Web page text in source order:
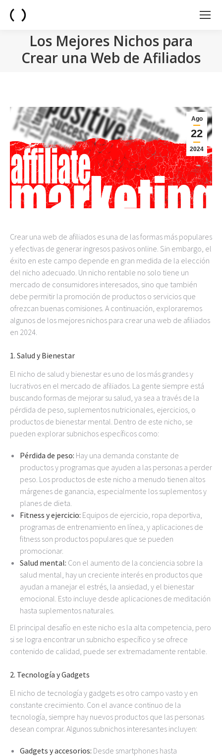
Los Mejores Nichos para
Crear una Web de Afiliados
Ago
22
2024
Crear una web de afiliados es una de las formas más populares
y efectivas de generar ingresos pasivos online. Sin embargo, el
éxito en este campo depende en gran medida de la elección
del nicho adecuado. Un nicho rentable no solo tiene un
mercado de consumidores interesados, sino que también
debe permitir la promoción de productos o servicios que
ofrezcan buenas comisiones. A continuación, exploraremos
algunos de los mejores nichos para crear una web de afiliados
en 2024.
1. Salud y Bienestar
El nicho de salud y bienestar es uno de los más grandes y
lucrativos en el mercado de afiliados. La gente siempre está
buscando formas de mejorar su salud, ya sea a través de la
pérdida de peso, suplementos nutricionales, ejercicios, o
productos de bienestar mental. Dentro de este nicho, se
pueden explorar subnichos específicos como:
Pérdida de peso: Hay una demanda constante de
productos y programas que ayuden a las personas a perder
peso. Los productos de este nicho a menudo tienen altos
márgenes de ganancia, especialmente los suplementos y
planes de dieta.
Fitness y ejercicio: Equipos de ejercicio, ropa deportiva,
programas de entrenamiento en línea, y aplicaciones de
fitness son productos populares que se pueden
promocionar.
Salud mental: Con el aumento de la conciencia sobre la
salud mental, hay un creciente interés en productos que
ayudan a manejar el estrés, la ansiedad, y el bienestar
emocional. Esto incluye desde aplicaciones de meditación
hasta suplementos naturales.
El principal desafío en este nicho es la alta competencia, pero
si se logra encontrar un subnicho específico y se ofrece
contenido de calidad, puede ser extremadamente rentable.
2. Tecnología y Gadgets
El nicho de tecnología y gadgets es otro campo vasto y en
constante crecimiento. Con el avance continuo de la
tecnología, siempre hay nuevos productos que las personas
desean comprar. Algunos subnichos interesantes incluyen:
Gadgets y accesorios: Desde smartphones hasta